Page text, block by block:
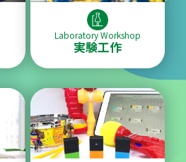
Laboratory Workshop
実験工作